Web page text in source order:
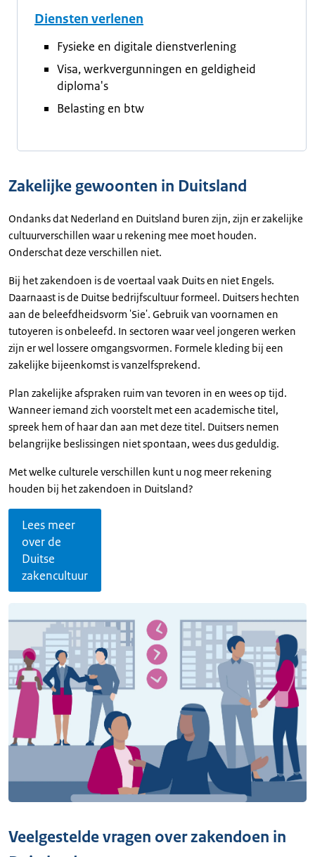
Diensten verlenen
Fysieke en digitale dienstverlening
Visa, werkvergunningen en geldigheid
diploma's
Belasting en btw
Zakelijke gewoonten in Duitsland
Ondanks dat Nederland en Duitsland buren zijn, zijn er zakelijke
cultuurverschillen waar u rekening mee moet houden.
Onderschat deze verschillen niet.
Bij het zakendoen is de voertaal vaak Duits en niet Engels.
Daarnaast is de Duitse bedrijfscultuur formeel. Duitsers hechten
aan de beleefdheidsvorm 'Sie'. Gebruik van voornamen en
tutoyeren is onbeleefd. In sectoren waar veel jongeren werken
zijn er wel lossere omgangsvormen. Formele kleding bij een
zakelijke bijeenkomst is vanzelfsprekend.
Plan zakelijke afspraken ruim van tevoren in en wees op tijd.
Wanneer iemand zich voorstelt met een academische titel,
spreek hem of haar dan aan met deze titel. Duitsers nemen
belangrijke beslissingen niet spontaan, wees dus geduldig.
Met welke culturele verschillen kunt u nog meer rekening
houden bij het zakendoen in Duitsland?
Lees meer
over de
Duitse
zakencultuur
Veelgestelde vragen over zakendoen in